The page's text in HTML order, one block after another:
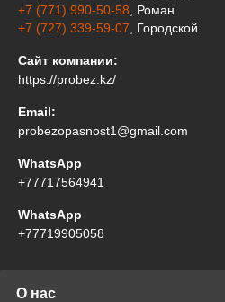
+7 (771) 990-50-58 , Роман
+7 (727) 339-59-07 , Городской
Сайт компании:
https://probez.kz/
Email:
probezopasnost1@gmail.com
WhatsApp
+77717564941
WhatsApp
+77719905058
О нас